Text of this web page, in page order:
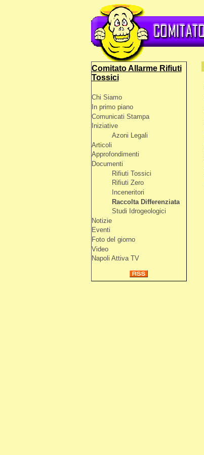
Comitato Allarme Rifiuti
Tossici
Chi Siamo
In primo piano
Comunicati Stampa
Iniziative
Azoni Legali
Articoli
Approfondimenti
Documenti
Rifiuti Tossici
Rifiuti Zero
Inceneritori
Raccolta Differenziata
Studi Idrogeologici
Notizie
Eventi
Foto del giorno
Video
Napoli Attiva TV